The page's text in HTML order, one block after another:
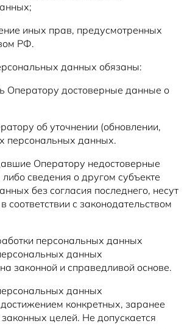
иных прав, предусмотренных
РФ.
данных обязаны:
Оператору достоверные данные о
об уточнении (обновлении,
персональных данных.
Оператору недостоверные
сведения о другом субъекте
без согласия последнего, несут
соответствии с законодательством
персональных данных
данных
законной и справедливой основе.
данных
конкретных, заранее
целей. Не допускается